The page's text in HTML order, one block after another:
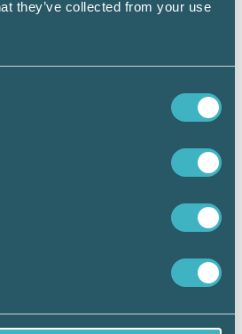
they’ve collected from your use